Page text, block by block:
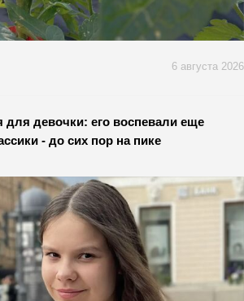
6 августа 2026
для девочки: его воспевали еще
- до сих пор на пике